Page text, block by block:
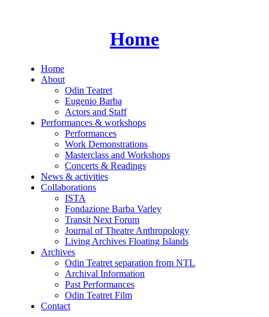
Home
Home
About
Odin Teatret
Eugenio Barba
Actors and Staff
Performances & workshops
Performances
Work Demonstrations
Masterclass and Workshops
Concerts & Readings
News & activities
Collaborations
ISTA
Fondazione Barba Varley
Transit Next Forum
Journal of Theatre Anthropology
Living Archives Floating Islands
Archives
Odin Teatret separation from NTL
Archival Information
Past Performances
Odin Teatret Film
Contact